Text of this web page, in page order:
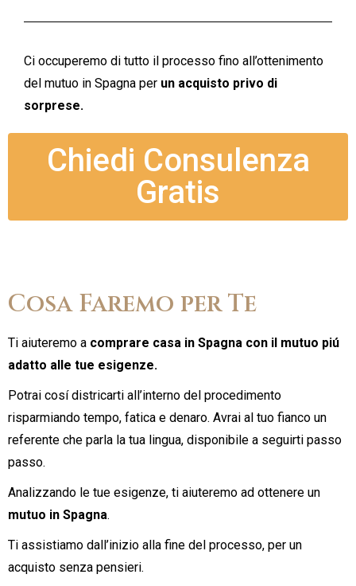
Ci occuperemo di tutto il processo fino all’ottenimento
del mutuo in Spagna per un acquisto privo di
sorprese.
Chiedi Consulenza
Gratis
Cosa Faremo per Te
Ti aiuteremo a comprare casa in Spagna con il mutuo piú
adatto alle tue esigenze.
Potrai cosí districarti all’interno del procedimento
risparmiando tempo, fatica e denaro. Avrai al tuo fianco un
referente che parla la tua lingua, disponibile a seguirti passo
passo.
Analizzando le tue esigenze, ti aiuteremo ad ottenere un
mutuo in Spagna.
Ti assistiamo dall’inizio alla fine del processo, per un
acquisto senza pensieri.